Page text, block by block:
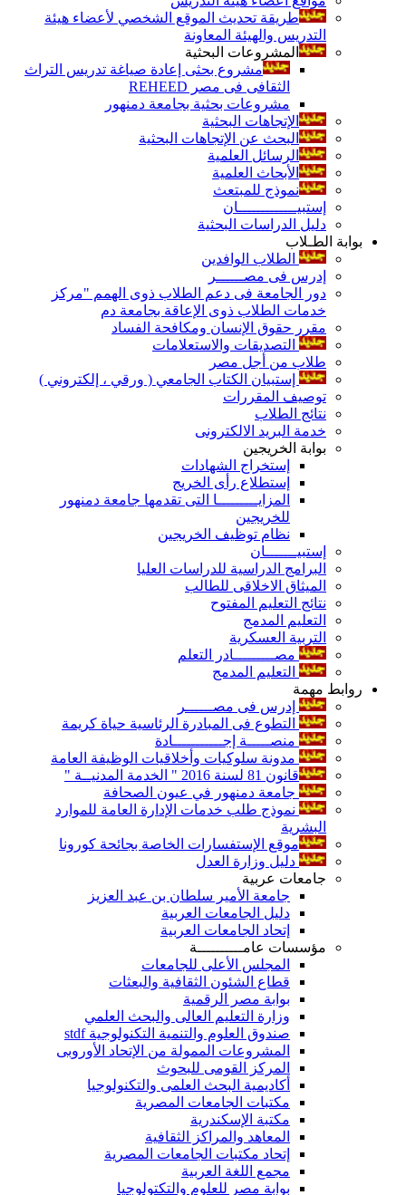
طريقة تحديث الموقع الشخصي لأعضاء هيئة
التدريس والهيئة المعاونة
المشروعات البحثية
مشروع بحثى إعادة صياغة تدريس التراث
الثقافى فى مصر REHEED
مشروعات بحثية بجامعة دمنهور
الإتجاهات البحثية
البحث عن الإتجاهات البحثية
الرسائل العلمية
الأبحاث العلمية
نموذج للمبتعث
إستبيـــــــــــــان
دليل الدراسات البحثية
بوابة الطـلاب
الطلاب الوافدين
إدرس فى مصــــــر
دور الجامعة فى دعم الطلاب ذوى الهمم "مركز
خدمات الطلاب ذوى الإعاقة بجامعة دم
مقرر حقوق الإنسان ومكافحة الفساد
التصديقات والاستعلامات
طلاب من أجل مصر
إستبيان الكتاب الجامعي ( ورقي ، إلكتروني )
توصيف المقررات
نتائج الطلاب
خدمة البريد الالكترونى
بوابة الخريجين
إستخراج الشهادات
إستطلاع رأى الخريج
المزايـــــــــا التى تقدمها جامعة دمنهور
للخريجين
نظام توظيف الخريجين
إستبيـــــــان
البرامج الدراسية للدراسات العليا
الميثاق الاخلاقى للطالب
نتائج التعليم المفتوح
التعليم المدمج
التربية العسكرية
مصـــــــــادر التعلم
التعليم المدمج
روابط مهمة
إدرس فى مصــــــر
التطوع فى المبادرة الرئاسية حياة كريمة
منصـــــة إجـــــــــــادة
مدونة سلوكيات وأخلاقيات الوظيفة العامة
قانون 81 لسنة 2016 " الخدمة المدنيــة "
جامعة دمنهور في عيون الصحافة
نموذج طلب خدمات الإدارة العامة للموارد
البشرية
موقع الإستفسارات الخاصة بجائحة كورونا
دليل وزارة العدل
جامعات عربية
جامعة الأمير سلطان بن عبد العزيز
دليل الجامعات العربية
إتحاد الجامعات العربية
مؤسسات عامــــــــــة
المجلس الأعلى للجامعات
قطاع الشئون الثقافية والبعثات
بوابة مصر الرقمية
وزارة التعليم العالى والبحث العلمي
صندوق العلوم والتنمية التكنولوجية stdf
المشروعات الممولة من الإتحاد الأوروبى
المركز القومى للبحوث
أكاديمية البحث العلمى والتكنولوجيا
مكتبات الجامعات المصرية
مكتبة الإسكندرية
المعاهد والمراكز الثقافية
إتحاد مكتبات الجامعات المصرية
مجمع اللغة العربية
بوابة مصر للعلوم والتكتولوجيا